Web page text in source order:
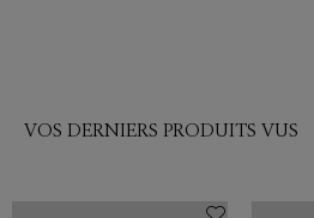
VOS DERNIERS PRODUITS VUS